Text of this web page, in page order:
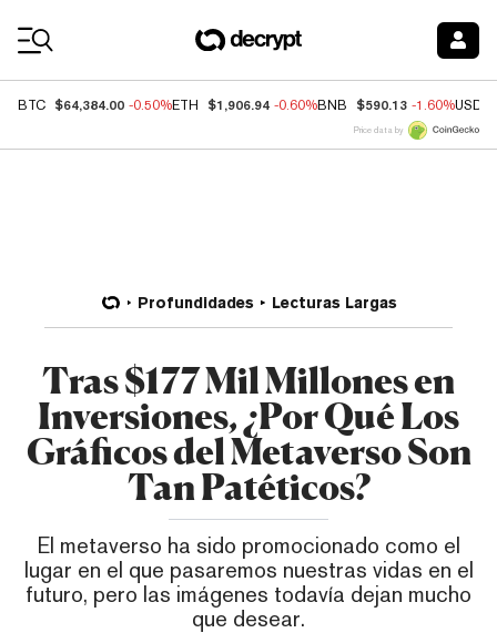
BTC $64,384.00 -0.50%ETH $1,906.94 -0.60%BNB $590.13 -1.60%USDC
Price data by
Profundidades Lecturas Largas
Tras $177 Mil Millones en
Inversiones, ¿Por Qué Los
Gráficos del Metaverso Son
Tan Patéticos?
El metaverso ha sido promocionado como el
lugar en el que pasaremos nuestras vidas en el
futuro, pero las imágenes todavía dejan mucho
que desear.